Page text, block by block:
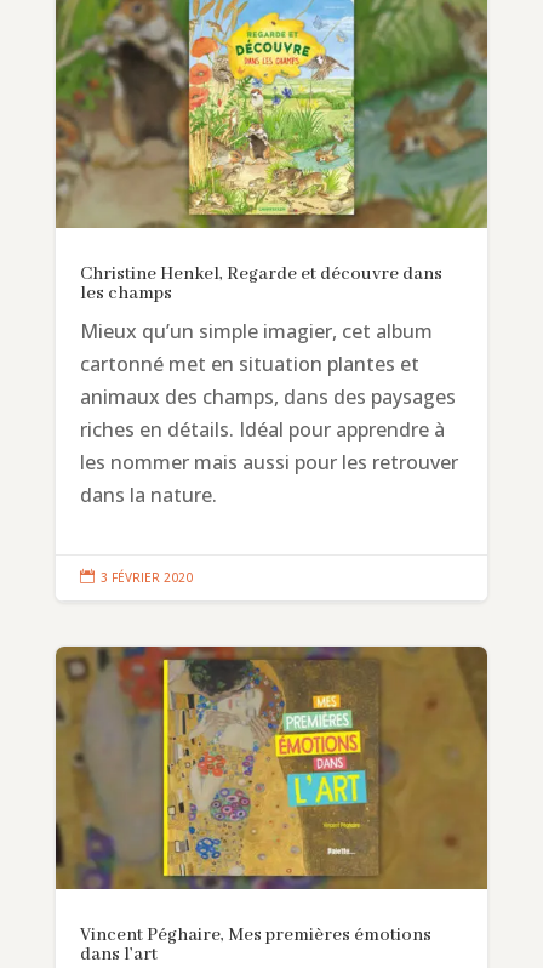
Christine Henkel, Regarde et découvre dans
les champs
Mieux qu’un simple imagier, cet album
cartonné met en situation plantes et
animaux des champs, dans des paysages
riches en détails. Idéal pour apprendre à
les nommer mais aussi pour les retrouver
dans la nature.
 3 FÉVRIER 2020
Vincent Péghaire, Mes premières émotions
dans l’art